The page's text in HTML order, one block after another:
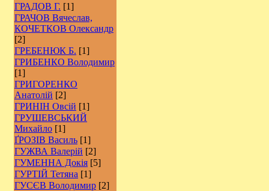
ГРАДОВ Г. [1]
ГРАЧОВ Вячеслав,
КОЧЕТКОВ Олександр
[2]
ГРЕБЕНЮК Б. [1]
ГРИБЕНКО Володимир
[1]
ГРИГОРЕНКО
Анатолій [2]
ГРИНІН Овсій [1]
ГРУШЕВСЬКИЙ
Михайло [1]
ҐРОЗІВ Василь [1]
ГУЖВА Валерій [2]
ГУМЕННА Докія [5]
ГУРТІЙ Тетяна [1]
ГУСЄВ Володимир [2]